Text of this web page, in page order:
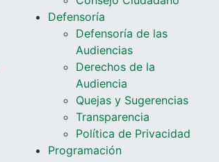
Defensoría
Defensoría de las
Audiencias
Derechos de la
Audiencia
Quejas y Sugerencias
Transparencia
Política de Privacidad
Programación